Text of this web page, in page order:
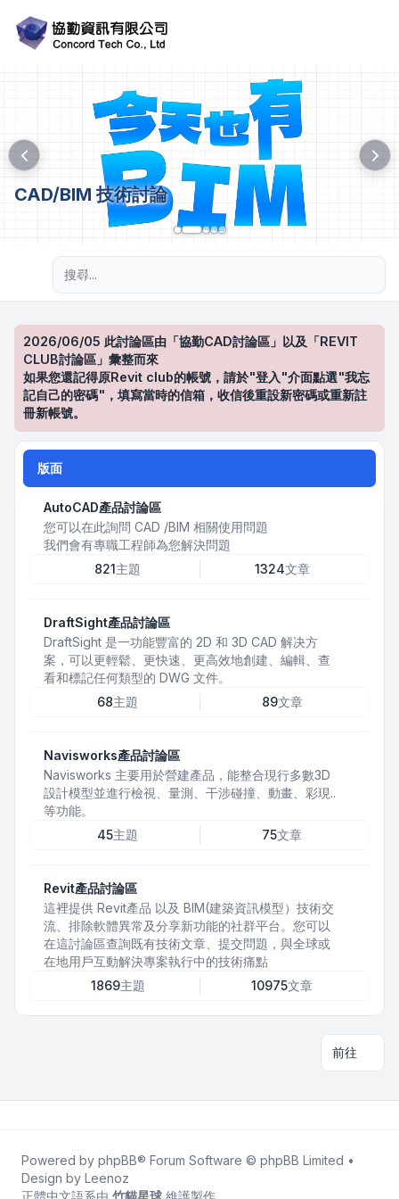
CAD/BIM 技術討論
2026/06/05 此討論區由「協勤CAD討論區」以及「REVIT
CLUB討論區」彙整而來
如果您還記得原Revit club的帳號，請於"登入"介面點選"我忘
記自己的密碼"，填寫當時的信箱，收信後重設新密碼或重新註
冊新帳號。
版面
AutoCAD產品討論區
您可以在此詢問 CAD /BIM 相關使用問題
我們會有專職工程師為您解決問題
821主題 1324文章
DraftSight產品討論區
DraftSight 是一功能豐富的 2D 和 3D CAD 解决方
案，可以更輕鬆、更快速、更高效地創建、編輯、查
看和標記任何類型的 DWG 文件。
68主題 89文章
Navisworks產品討論區
Navisworks 主要用於營建產品，能整合現行多數3D
設計模型並進行檢視、量測、干涉碰撞、動畫、彩現..
等功能。
45主題 75文章
Revit產品討論區
這裡提供 Revit產品 以及 BIM(建築資訊模型）技術交
流、排除軟體異常及分享新功能的社群平台。您可以
在這討論區查詢既有技術文章、提交問題，與全球或
在地用戶互動解決專案執行中的技術痛點
1869主題 10975文章
前往
Powered by phpBB® Forum Software © phpBB Limited •
Design by Leenoz
正體中文語系由 竹貓星球 維護製作